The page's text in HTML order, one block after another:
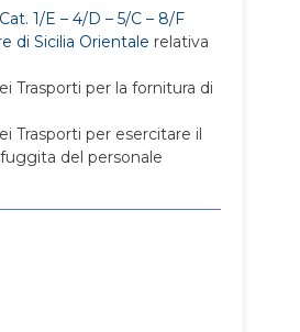
1/E – 4/D – 5/C – 8/F
di Sicilia Orientale relativa
Trasporti per la fornitura di
Trasporti per esercitare il
del personale